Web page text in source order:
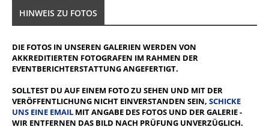
HINWEIS ZU FOTOS
DIE FOTOS IN UNSEREN GALERIEN WERDEN VON
AKKREDITIERTEN FOTOGRAFEN IM RAHMEN DER
EVENTBERICHTERSTATTUNG ANGEFERTIGT.
SOLLTEST DU AUF EINEM FOTO ZU SEHEN UND MIT DER
VERÖFFENTLICHUNG NICHT EINVERSTANDEN SEIN, SCHICKE
UNS EINE EMAIL MIT ANGABE DES FOTOS UND DER GALERIE -
WIR ENTFERNEN DAS BILD NACH PRÜFUNG UNVERZÜGLICH.